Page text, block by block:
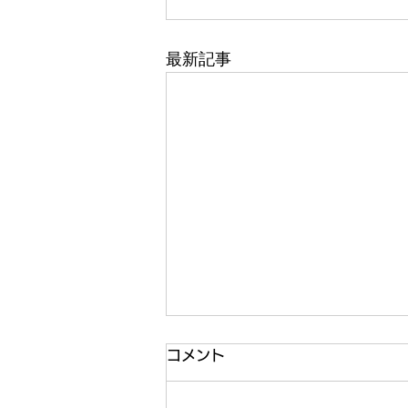
最新記事
齋藤医師9月の担当日
コメント